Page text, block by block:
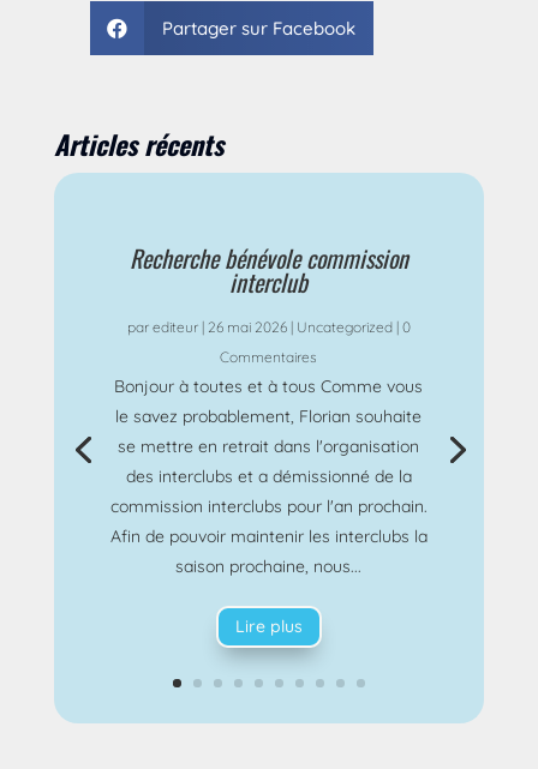
 Partager sur Facebook
Articles récents
Recherche bénévole commission
interclub
par editeur| 26 mai 2026| Uncategorized| 0
Commentaires
Bonjour à toutes et à tous Comme vous
le savez probablement, Florian souhaite
se mettre en retrait dans l'organisation
des interclubs et a démissionné de la
commission interclubs pour l'an prochain.
Afin de pouvoir maintenir les interclubs la
saison prochaine, nous...
Lire plus